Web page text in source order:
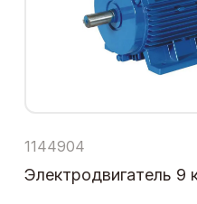
1144904
Электродвигатель